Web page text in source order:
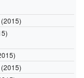
(2015)
(2015)